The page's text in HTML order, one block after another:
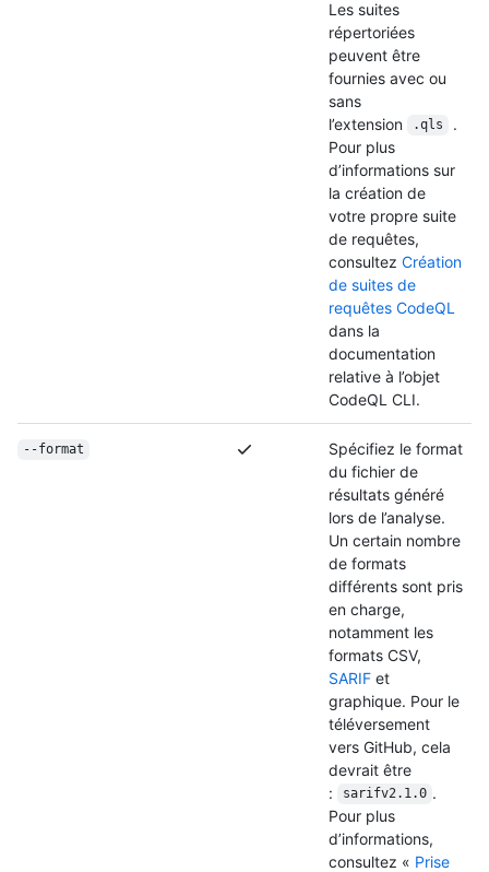
Les suites
répertoriées
peuvent être
fournies avec ou
sans
l’extension
.qls
.
Pour plus
d’informations sur
la création de
votre propre suite
de requêtes,
consultez Création
de suites de
requêtes CodeQL
dans la
documentation
relative à l’objet
CodeQL CLI.
--format
Spécifiez le format
du fichier de
résultats généré
lors de l’analyse.
Un certain nombre
de formats
différents sont pris
en charge,
notamment les
formats CSV,
SARIF et
graphique. Pour le
téléversement
vers GitHub, cela
devrait être
:
sarifv2.1.0 .
Pour plus
d’informations,
consultez « Prise